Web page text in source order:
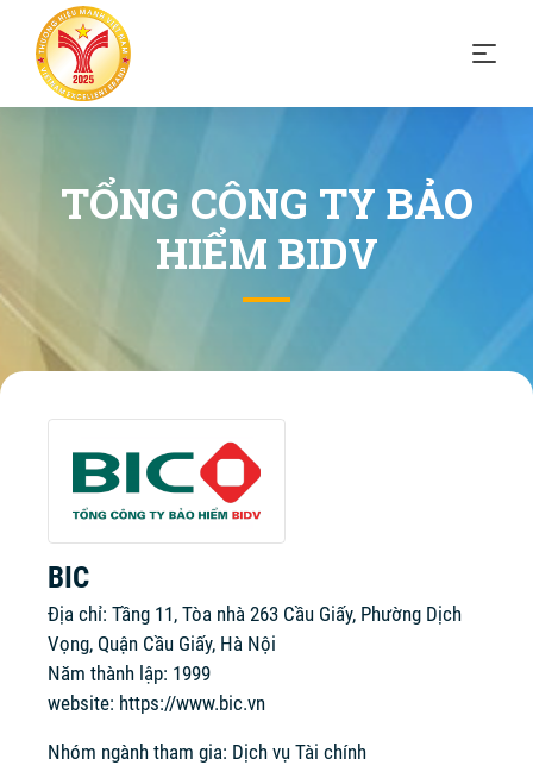
TỔNG CÔNG TY BẢO
HIỂM BIDV
BIC
Địa chỉ: Tầng 11, Tòa nhà 263 Cầu Giấy, Phường Dịch
Vọng, Quận Cầu Giấy, Hà Nội
Năm thành lập: 1999
website: https://www.bic.vn
Nhóm ngành tham gia: Dịch vụ Tài chính